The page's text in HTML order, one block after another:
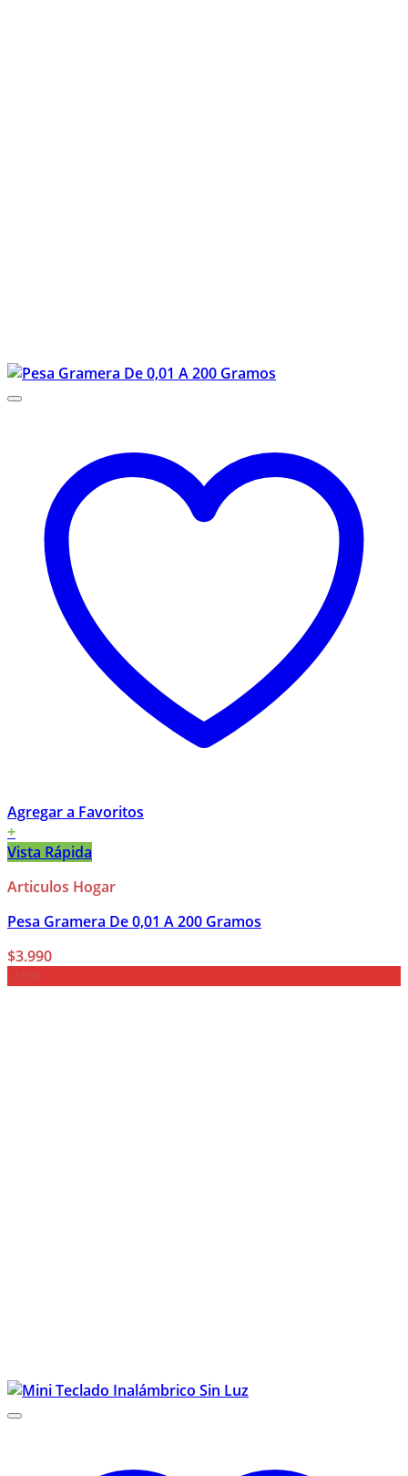
Agregar a Favoritos
+
Vista Rápida
Articulos Hogar
Pesa Gramera De 0,01 A 200 Gramos
$3.990